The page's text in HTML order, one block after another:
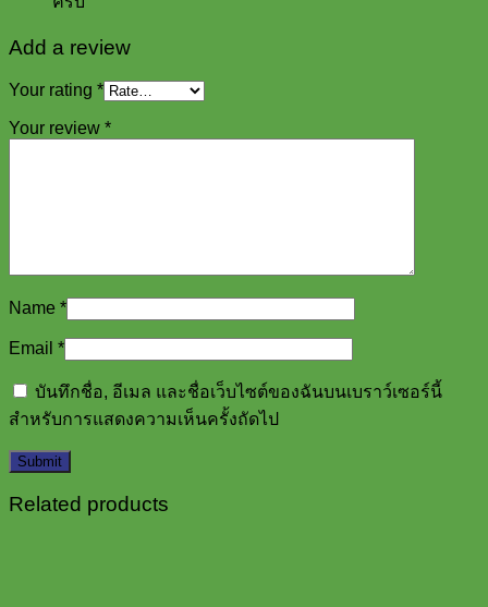
Add a review
Your rating *
Your review *
Name *
Email *
บันทึกชื่อ, อีเมล และชื่อเว็บไซต์ของฉันบนเบราว์เซอร์นี้
สำหรับการแสดงความเห็นครั้งถัดไป
Related products